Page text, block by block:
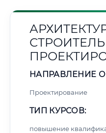
НАПРАВЛЕНИЕ
Проектирование
ТИП КУРСОВ:
повышение